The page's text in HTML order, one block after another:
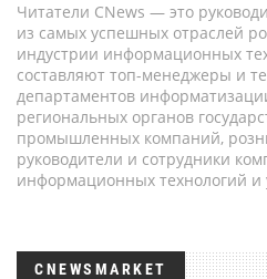
Читатели CNews — это
из самых успешных отраслей
индустрии информационных
составляют топ-менеджеры и
департаментов
региональных органов
промышленных компаний,
руководители и сотрудники
информационных технологий и
CNEWSMARKET